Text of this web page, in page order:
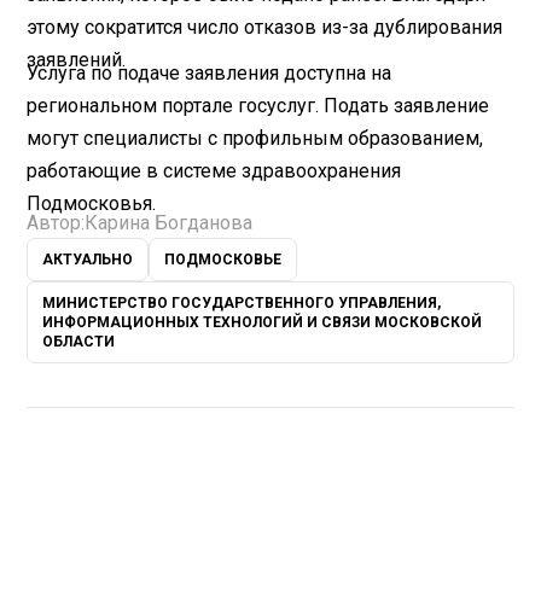
этому сократится число отказов из-за дублирования
заявлений.
Услуга по подаче заявления доступна на
региональном портале госуслуг. Подать заявление
могут специалисты с профильным образованием,
работающие в системе здравоохранения
Подмосковья.
Автор: Карина Богданова
АКТУАЛЬНО ПОДМОСКОВЬЕ
МИНИСТЕРСТВО ГОСУДАРСТВЕННОГО УПРАВЛЕНИЯ,
ИНФОРМАЦИОННЫХ ТЕХНОЛОГИЙ И СВЯЗИ МОСКОВСКОЙ
ОБЛАСТИ